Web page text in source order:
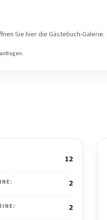
Sie hier die Gästebuch-Galerie.
12
2
2